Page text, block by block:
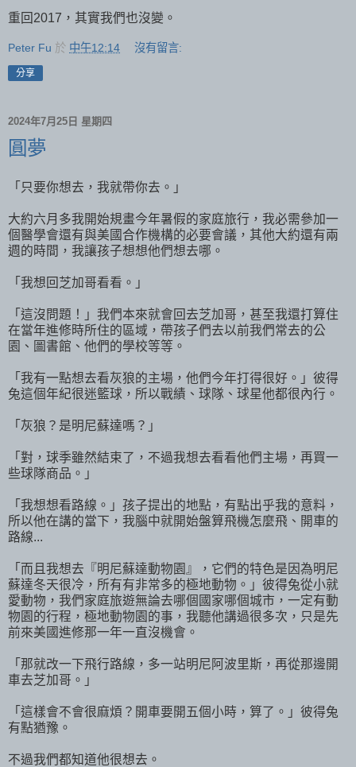
重回2017，其實我們也沒變。
Peter Fu 於 中午12:14 沒有留言:
分享
2024年7月25日 星期四
圓夢
「只要你想去，我就帶你去。」
大約六月多我開始規畫今年暑假的家庭旅行，我必需參加一
個醫學會還有與美國合作機構的必要會議，其他大約還有兩
週的時間，我讓孩子想想他們想去哪。
「我想回芝加哥看看。」
「這沒問題！」我們本來就會回去芝加哥，甚至我還打算住
在當年進修時所住的區域，帶孩子們去以前我們常去的公
園、圖書館、他們的學校等等。
「我有一點想去看灰狼的主場，他們今年打得很好。」彼得
兔這個年紀很迷籃球，所以戰績、球隊、球星他都很內行。
「灰狼？是明尼蘇達嗎？」
「對，球季雖然結束了，不過我想去看看他們主場，再買一
些球隊商品。」
「我想想看路線。」孩子提出的地點，有點出乎我的意料，
所以他在講的當下，我腦中就開始盤算飛機怎麼飛、開車的
路線...
「而且我想去『明尼蘇達動物園』，它們的特色是因為明尼
蘇達冬天很冷，所有有非常多的極地動物。」彼得兔從小就
愛動物，我們家庭旅遊無論去哪個國家哪個城市，一定有動
物園的行程，極地動物園的事，我聽他講過很多次，只是先
前來美國進修那一年一直沒機會。
「那就改一下飛行路線，多一站明尼阿波里斯，再從那邊開
車去芝加哥。」
「這樣會不會很麻煩？開車要開五個小時，算了。」彼得兔
有點猶豫。
不過我們都知道他很想去。